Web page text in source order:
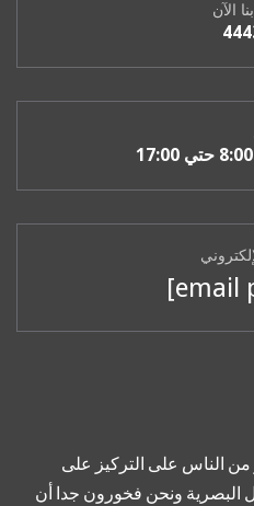
الآن
الكثير من الناس على التركيز على
البصرية ونحن فخورون جدا أن